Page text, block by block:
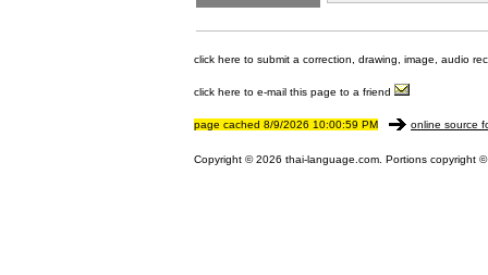
click here to submit a correction, drawing, image, audio
click here to e-mail this page to a friend
page cached 8/9/2026 10:00:59 PM online source
Copyright © 2026 thai-language.com. Portions copyright